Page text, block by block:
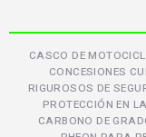
CASCO DE
CONCESIONES
RIGUROSOS DE
PROTECCIÓN EN
CARBONO DE